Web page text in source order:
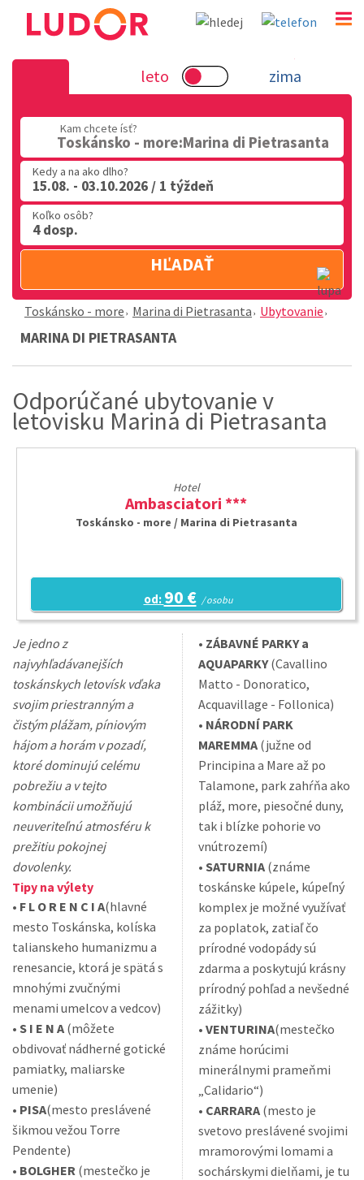
Marina di Pietrasanta - Toskánsko -
02 2063 3182
Po-Pia: 9.00 - 16.00
leto zima
Kam chcete ísť?
Toskánsko - more:Marina di Pietrasanta
Kedy a na ako dlho?
15.08. - 03.10.2026 / 1 týždeň
Koľko osôb?
4 dosp.
HĽADAŤ
Toskánsko - more Marina di Pietrasanta Ubytovanie
MARINA DI PIETRASANTA
Odporúčané ubytovanie v
letovisku Marina di Pietrasanta
Hotel
Ambasciatori ***
Toskánsko - more / Marina di Pietrasanta
od: 90 € / osobu
Je jedno z
najvyhľadávanejších
toskánskych letovísk vďaka
svojim priestranným a
čistým plážam, píniovým
hájom a horám v pozadí,
ktoré dominujú celému
pobrežiu a v tejto
kombinácii umožňujú
neuveriteľnú atmosféru k
prežitiu pokojnej
dovolenky.
Tipy na výlety
• F L O R E N C I A(hlavné
mesto Toskánska, kolíska
talianskeho humanizmu a
renesancie, ktorá je spätá s
mnohými zvučnými
menami umelcov a vedcov)
• S I E N A (môžete
obdivovať nádherné gotické
pamiatky, maliarske
umenie)
• PISA(mesto preslávené
šikmou vežou Torre
Pendente)
• BOLGHER (mestečko je
• ZÁBAVNÉ PARKY a
AQUAPARKY(Cavallino
Matto - Donoratico,
Acquavillage - Follonica)
• NÁRODNÍ PARK
MAREMMA (južne od
Principina a Mare až po
Talamone, park zahŕňa ako
pláž, more, piesočné duny,
tak i blízke pohorie vo
vnútrozemí)
• SATURNIA (známe
toskánske kúpele, kúpeľný
komplex je možné využívať
za poplatok, zatiaľ čo
prírodné vodopády sú
zdarma a poskytujú krásny
prírodný pohľad a nevšedné
zážitky)
• VENTURINA(mestečko
známe horúcimi
minerálnymi prameňmi
„Calidario“)
• CARRARA (mesto je
svetovo preslávené svojimi
mramorovými lomami a
sochárskymi dielňami, je tu